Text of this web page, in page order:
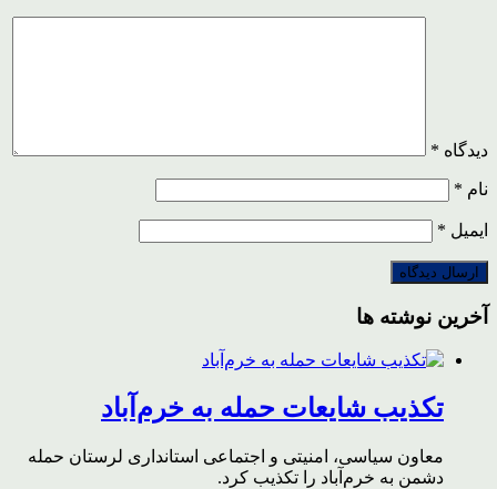
دیدگاه *
نام *
ایمیل *
آخرین نوشته ها
تکذیب شایعات حمله به خرم‌آباد
معاون سیاسی، امنیتی و اجتماعی استانداری لرستان حمله
دشمن به خرم‌آباد را تکذیب کرد.